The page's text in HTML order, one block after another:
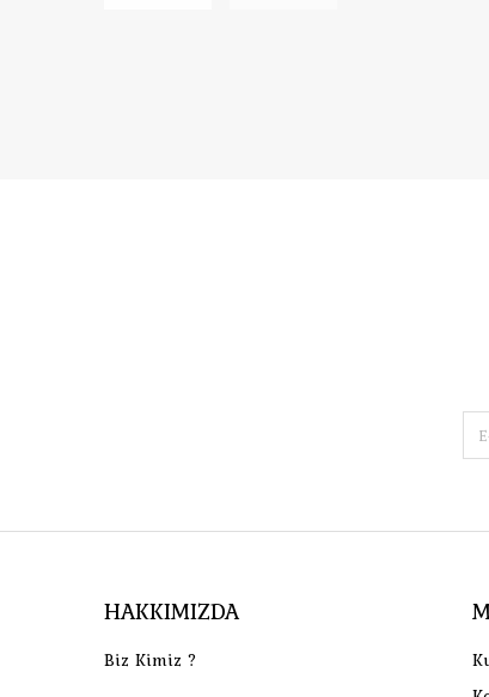
HAKKIMIZDA
Biz Kimiz ?